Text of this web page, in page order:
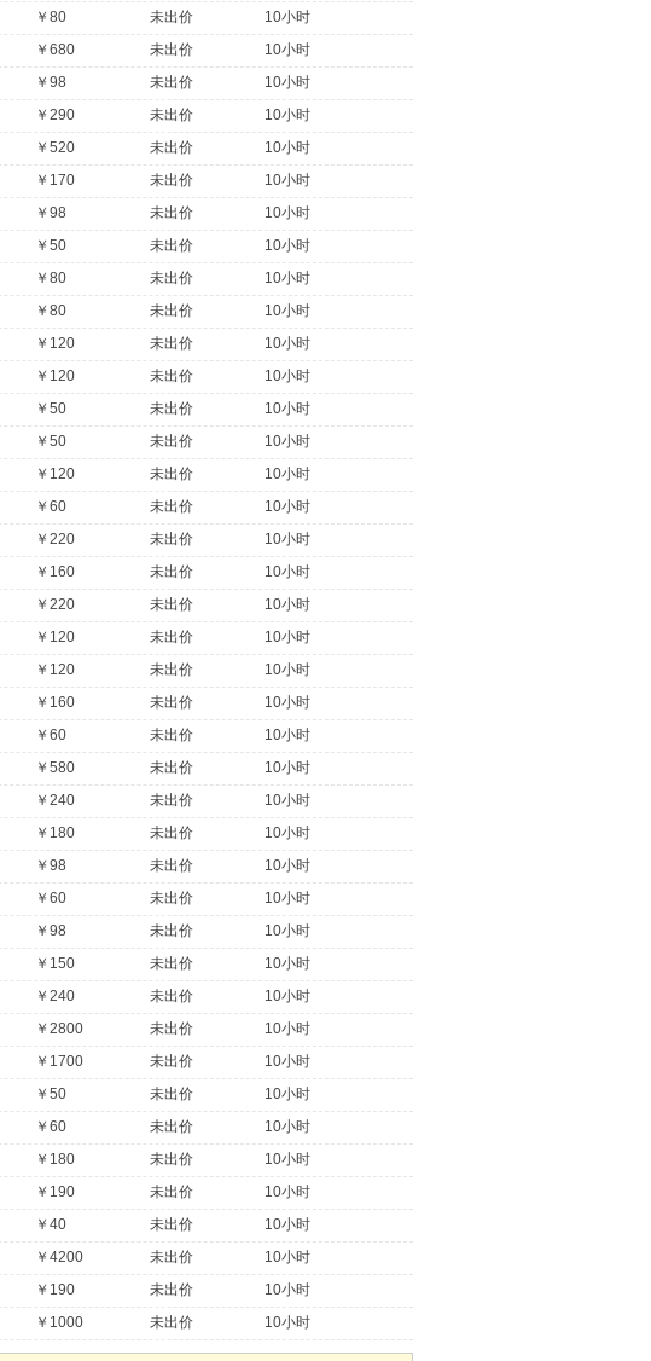
￥80 未出价
10小时
￥680 未出价
10小时
￥98 未出价
10小时
￥290 未出价
10小时
￥520 未出价
10小时
￥170 未出价
10小时
￥98 未出价
10小时
￥50 未出价
10小时
￥80 未出价
10小时
￥80 未出价
10小时
￥120 未出价
10小时
￥120 未出价
10小时
￥50 未出价
10小时
￥50 未出价
10小时
￥120 未出价
10小时
￥60 未出价
10小时
￥220 未出价
10小时
￥160 未出价
10小时
￥220 未出价
10小时
￥120 未出价
10小时
￥120 未出价
10小时
￥160 未出价
10小时
￥60 未出价
10小时
￥580 未出价
10小时
￥240 未出价
10小时
￥180 未出价
10小时
￥98 未出价
10小时
￥60 未出价
10小时
￥98 未出价
10小时
￥150 未出价
10小时
￥240 未出价
10小时
￥2800 未出价
10小时
￥1700 未出价
10小时
￥50 未出价
10小时
￥60 未出价
10小时
￥180 未出价
10小时
￥190 未出价
10小时
￥40 未出价
10小时
￥4200 未出价
10小时
￥190 未出价
10小时
￥1000 未出价 10小时